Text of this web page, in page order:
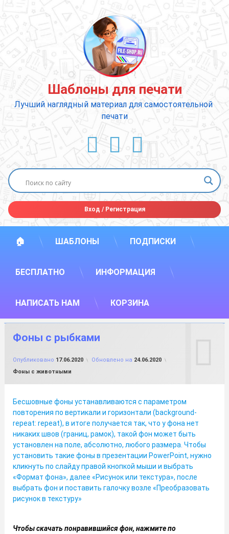
содержимому
Шаблоны для печати
Лучший наглядный материал для самостоятельной
печати
ВКонтакте
YouTube
E-mail
Вход /Регистрация
🏠 ШАБЛОНЫ ПОДПИСКИ
БЕСПЛАТНО ИНФОРМАЦИЯ
НАПИСАТЬ НАМ КОРЗИНА
Фоны с рыбками
Опубликовано 17.06.2020 Обновлено на 24.06.2020
Рубрики:
Фоны с животными
Бесшовные фоны устанавливаются с параметром
повторения по вертикали и горизонтали (background-
repeat: repeat), в итоге получается так, что у фона нет
никаких швов (границ, рамок), такой фон может быть
установлен на поле, абсолютно, любого размера. Чтобы
установить такие фоны в презентации PowerPoint, нужно
кликнуть по слайду правой кнопкой мыши и выбрать
«Формат фона», далее «Рисунок или текстура», после
выбрать фон и поставить галочку возле «Преобразовать
рисунок в текстуру»
Чтобы скачать понравившийся фон, нажмите по